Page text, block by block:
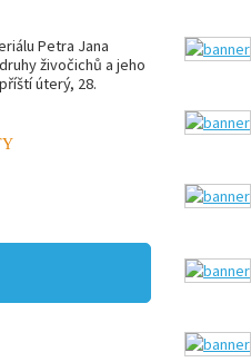
Petra Jana
živočichů a jeho
úterý, 28.